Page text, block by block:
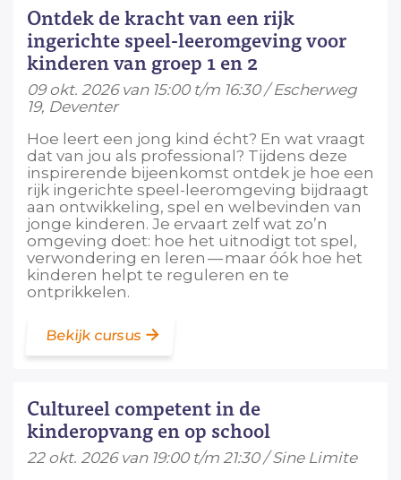
Ontdek de kracht van een rijk
ingerichte speel-leeromgeving voor
kinderen van groep 1 en 2
09 okt. 2026 van 15:00 t/m 16:30 / Escherweg
19, Deventer
Hoe leert een jong kind écht? En wat vraagt
dat van jou als professional? Tijdens deze
inspirerende bijeenkomst ontdek je hoe een
rijk ingerichte speel-leeromgeving bijdraagt
aan ontwikkeling, spel en welbevinden van
jonge kinderen. Je ervaart zelf wat zo’n
omgeving doet: hoe het uitnodigt tot spel,
verwondering en leren — maar óók hoe het
kinderen helpt te reguleren en te
ontprikkelen.
Bekijk cursus
Cultureel competent in de
kinderopvang en op school
22 okt. 2026 van 19:00 t/m 21:30 / Sine Limite